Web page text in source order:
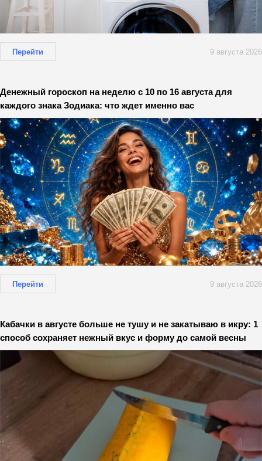
Перейти 9 августа 2026
Денежный гороскоп на неделю с 10 по 16 августа для
каждого знака Зодиака: что ждет именно вас
Перейти 9 августа 2026
Кабачки в августе больше не тушу и не закатываю в икру: 1
способ сохраняет нежный вкус и форму до самой весны